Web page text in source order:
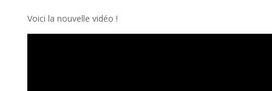
Voici la nouvelle vidéo !